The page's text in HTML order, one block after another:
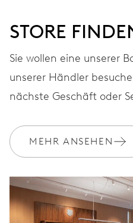
Stopp
48 Std.
Gangreserve
KALIBER
676
ABMESSUNGEN
Ø 30.00 mm, 13 1/4’’’
STORE
Sie wollen eine unserer
unserer Händler
nächste Geschäft oder
MEHR ANSEHEN